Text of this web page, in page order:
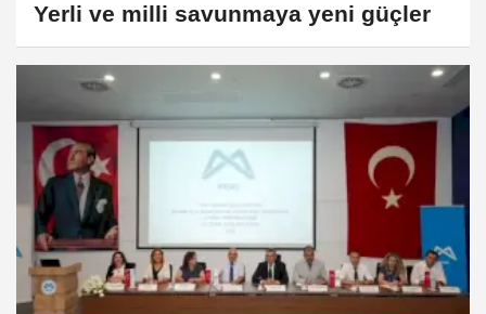
Yerli ve milli savunmaya yeni güçler